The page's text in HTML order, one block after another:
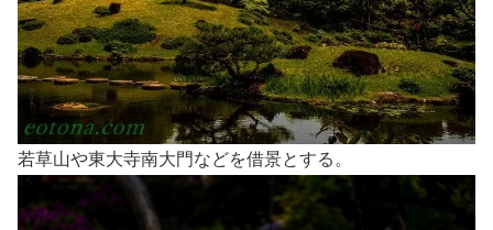
若草山や東大寺南大門などを借景とする。